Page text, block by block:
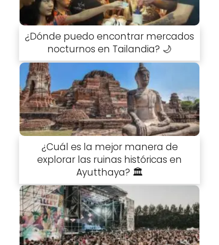
¿Dónde puedo encontrar mercados
nocturnos en Tailandia? 🌙
¿Cuál es la mejor manera de
explorar las ruinas históricas en
Ayutthaya? 🏛️